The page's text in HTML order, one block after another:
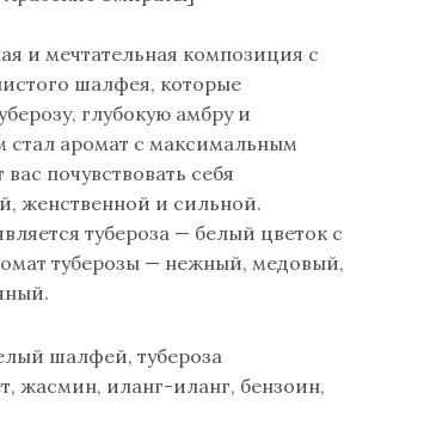
и мечтательная композиция с
шалфея, которые
глубокую амбру и
стал аромат с максимальным
почувствовать себя
женственной и сильной.
тубероза — белый цветок с
туберозы — нежный, медовый,
шалфей, тубероза
жасмин, иланг-иланг, бензоин,